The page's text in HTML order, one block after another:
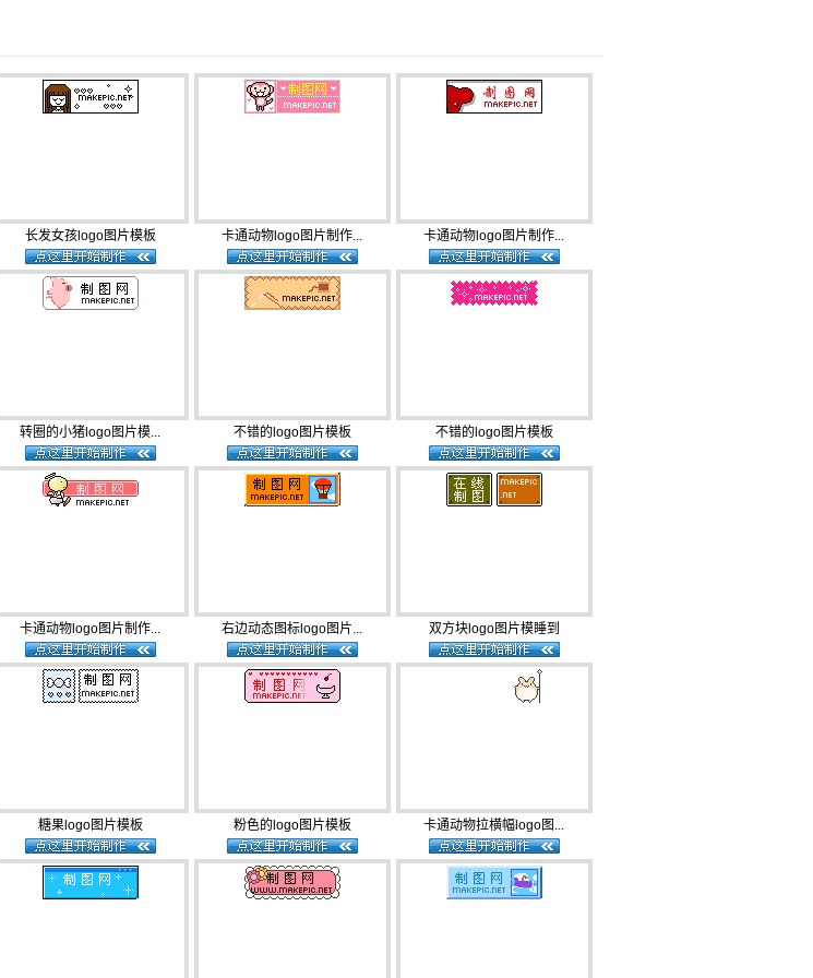
长发女孩logo图片模板 卡通动物logo图片制作... 卡通动物logo图片制作...
转圈的小猪logo图片模... 不错的logo图片模板 不错的logo图片模板
卡通动物logo图片制作... 右边动态图标logo图片... 双方块logo图片模睡到
糖果logo图片模板 粉色的logo图片模板 卡通动物拉横幅logo图...